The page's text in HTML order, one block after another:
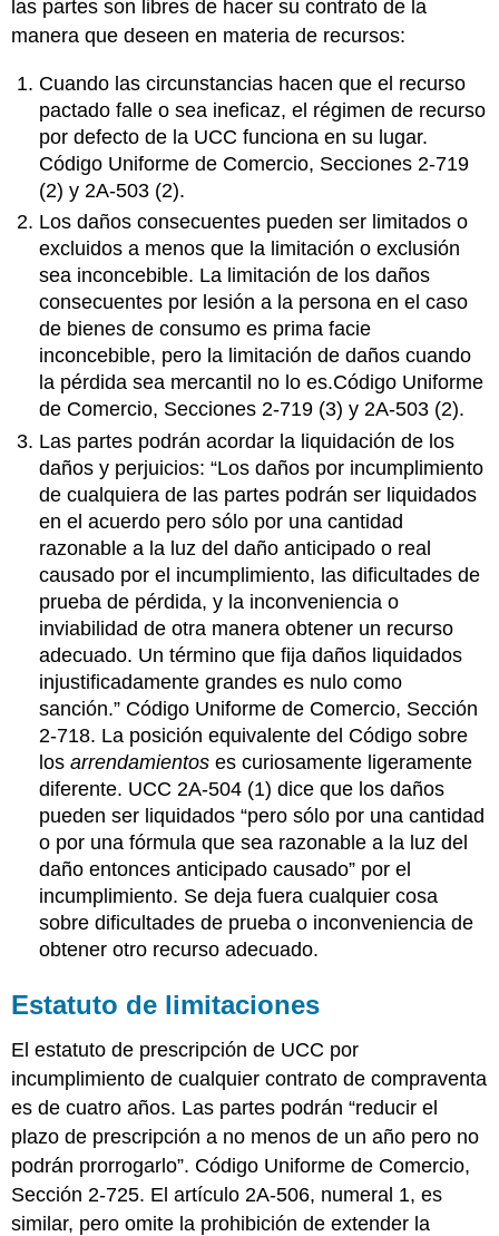
las partes son libres de hacer su contrato de la
manera que deseen en materia de recursos:
Cuando las circunstancias hacen que el recurso
pactado falle o sea ineficaz, el régimen de recurso
por defecto de la UCC funciona en su lugar.
Código Uniforme de Comercio, Secciones 2-719
(2) y 2A-503 (2).
Los daños consecuentes pueden ser limitados o
excluidos a menos que la limitación o exclusión
sea inconcebible. La limitación de los daños
consecuentes por lesión a la persona en el caso
de bienes de consumo es prima facie
inconcebible, pero la limitación de daños cuando
la pérdida sea mercantil no lo es.Código Uniforme
de Comercio, Secciones 2-719 (3) y 2A-503 (2).
Las partes podrán acordar la liquidación de los
daños y perjuicios: “Los daños por incumplimiento
de cualquiera de las partes podrán ser liquidados
en el acuerdo pero sólo por una cantidad
razonable a la luz del daño anticipado o real
causado por el incumplimiento, las dificultades de
prueba de pérdida, y la inconveniencia o
inviabilidad de otra manera obtener un recurso
adecuado. Un término que fija daños liquidados
injustificadamente grandes es nulo como
sanción.” Código Uniforme de Comercio, Sección
2-718. La posición equivalente del Código sobre
losarrendamientos es curiosamente ligeramente
diferente. UCC 2A-504 (1) dice que los daños
pueden ser liquidados “pero sólo por una cantidad
o por una fórmula que sea razonable a la luz del
daño entonces anticipado causado” por el
incumplimiento. Se deja fuera cualquier cosa
sobre dificultades de prueba o inconveniencia de
obtener otro recurso adecuado.
Estatuto de limitaciones
El estatuto de prescripción de UCC por
incumplimiento de cualquier contrato de compraventa
es de cuatro años. Las partes podrán “reducir el
plazo de prescripción a no menos de un año pero no
podrán prorrogarlo”. Código Uniforme de Comercio,
Sección 2-725. El artículo 2A-506, numeral 1, es
similar, pero omite la prohibición de extender la